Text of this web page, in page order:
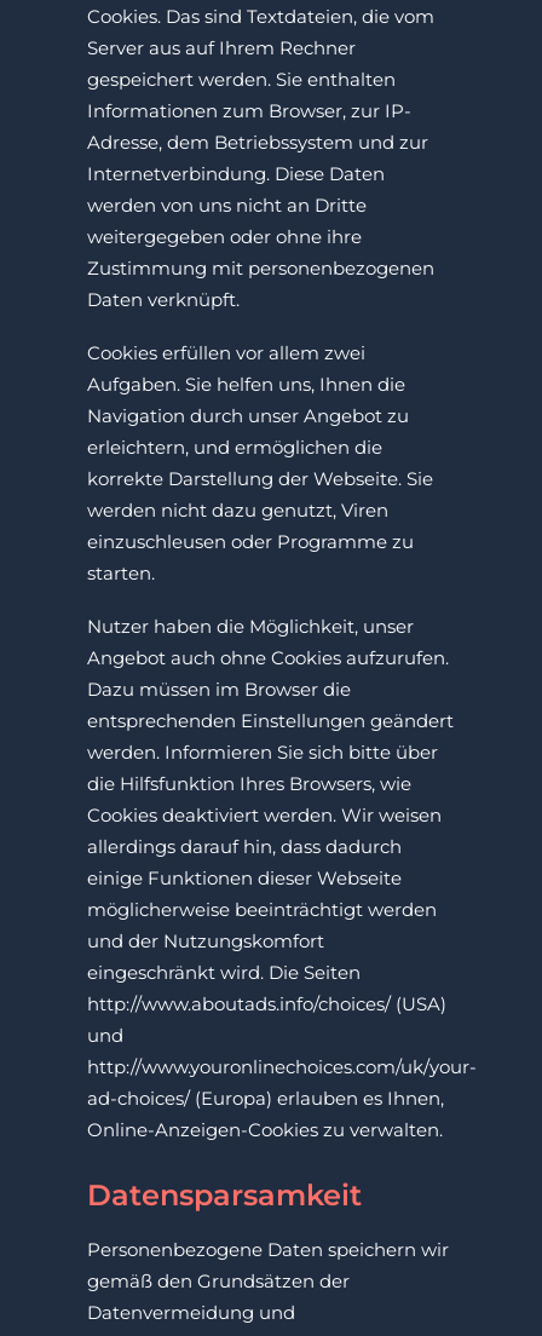
Cookies. Das sind Textdateien, die vom
Server aus auf Ihrem Rechner
gespeichert werden. Sie enthalten
Informationen zum Browser, zur IP-
Adresse, dem Betriebssystem und zur
Internetverbindung. Diese Daten
werden von uns nicht an Dritte
weitergegeben oder ohne ihre
Zustimmung mit personenbezogenen
Daten verknüpft.
Cookies erfüllen vor allem zwei
Aufgaben. Sie helfen uns, Ihnen die
Navigation durch unser Angebot zu
erleichtern, und ermöglichen die
korrekte Darstellung der Webseite. Sie
werden nicht dazu genutzt, Viren
einzuschleusen oder Programme zu
starten.
Nutzer haben die Möglichkeit, unser
Angebot auch ohne Cookies aufzurufen.
Dazu müssen im Browser die
entsprechenden Einstellungen geändert
werden. Informieren Sie sich bitte über
die Hilfsfunktion Ihres Browsers, wie
Cookies deaktiviert werden. Wir weisen
allerdings darauf hin, dass dadurch
einige Funktionen dieser Webseite
möglicherweise beeinträchtigt werden
und der Nutzungskomfort
eingeschränkt wird. Die Seiten
http://www.aboutads.info/choices/ (USA)
und
http://www.youronlinechoices.com/uk/your-
ad-choices/ (Europa) erlauben es Ihnen,
Online-Anzeigen-Cookies zu verwalten.
Datensparsamkeit
Personenbezogene Daten speichern wir
gemäß den Grundsätzen der
Datenvermeidung und